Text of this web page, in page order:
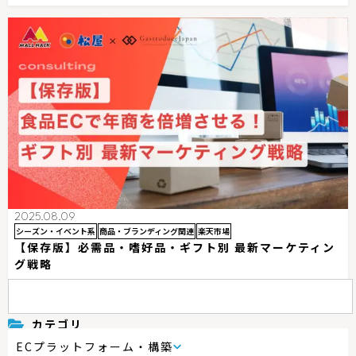
2025.08.09
シーズン・イベント系 商品・ブランディング関連 楽天市場
【保存版】必需品・嗜好品・ギフト別 最新マーケティン
グ戦略
カテゴリ
ECプラットフォーム・構築